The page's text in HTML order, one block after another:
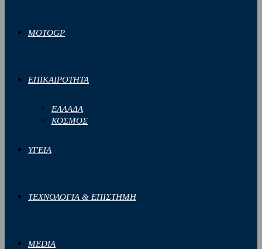
MOTOGP
ΕΠΙΚΑΙΡΟΤΗΤΑ
ΕΛΛΑΔΑ
ΚΟΣΜΟΣ
ΥΓΕΙΑ
ΤΕΧΝΟΛΟΓΙΑ & ΕΠΙΣΤΗΜΗ
MEDIA